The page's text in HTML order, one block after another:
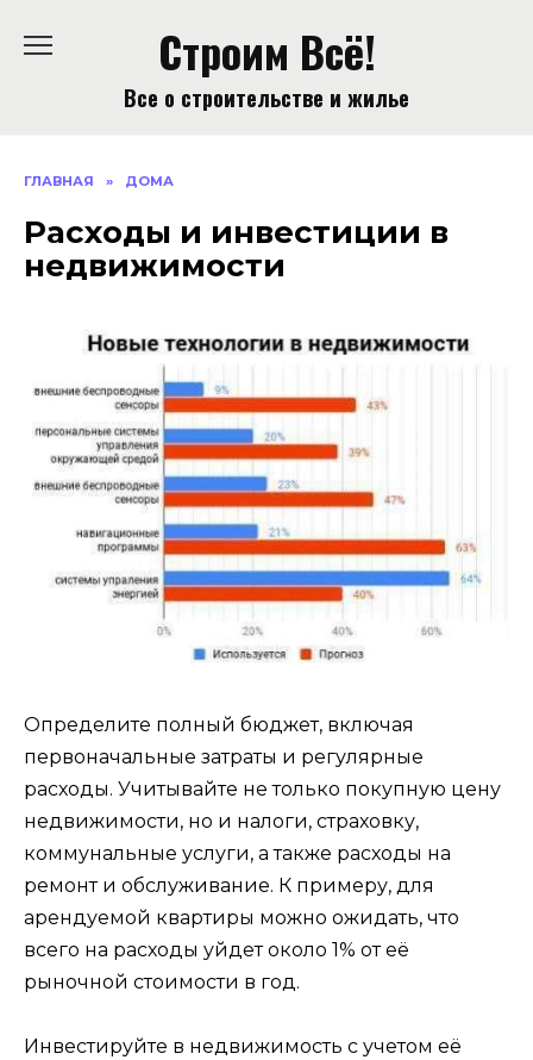
Строим Всё!
Все о строительстве и жилье
ГЛАВНАЯ » ДОМА
Расходы и инвестиции в
недвижимости
Определите полный бюджет, включая
первоначальные затраты и регулярные
расходы. Учитывайте не только покупную цену
недвижимости, но и налоги, страховку,
коммунальные услуги, а также расходы на
ремонт и обслуживание. К примеру, для
арендуемой квартиры можно ожидать, что
всего на расходы уйдет около 1% от её
рыночной стоимости в год.
Инвестируйте в недвижимость с учетом её